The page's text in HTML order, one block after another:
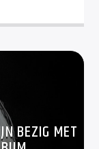
BEZIG MET